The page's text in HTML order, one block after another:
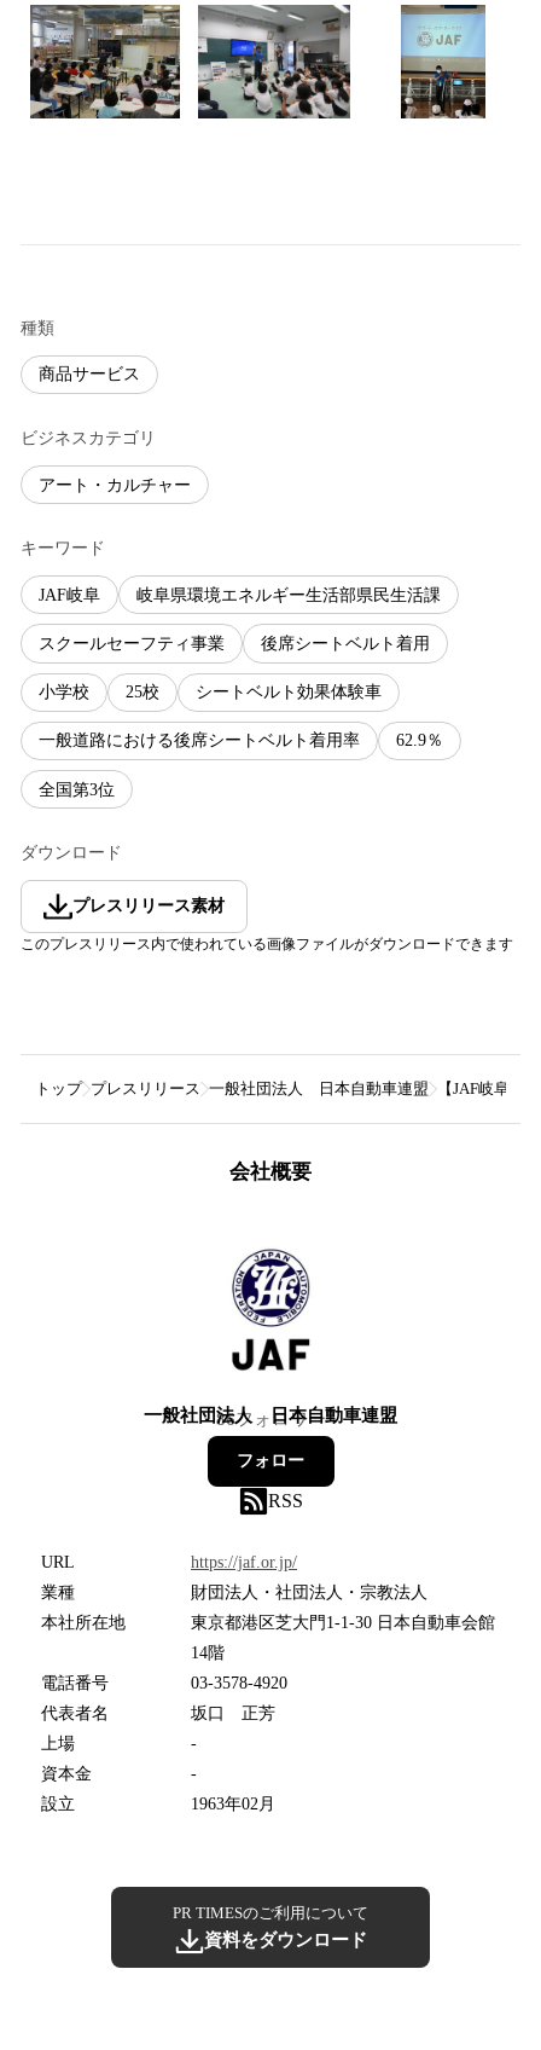
種類
商品サービス
ビジネスカテゴリ
アート・カルチャー
キーワード
JAF岐阜 岐阜県環境エネルギー生活部県民生活課
スクールセーフティ事業 後席シートベルト着用
小学校 25校 シートベルト効果体験車
一般道路における後席シートベルト着用率 62.9％
全国第3位
ダウンロード
プレスリリース素材
このプレスリリース内で使われている画像ファイルがダウンロードできます
トップ プレスリリース 一般社団法人 日本自動車連盟 【JAF岐阜】
会社概要
一般社団法人 日本自動車連盟
86フォロワー
フォロー
RSS
URL
https://jaf.or.jp/
業種
財団法人・社団法人・宗教法人
本社所在地
東京都港区芝大門1-1-30 日本自動車会館
14階
電話番号
03-3578-4920
代表者名
坂口 正芳
上場
-
資本金
-
設立
1963年02月
PR TIMESのご利用について
資料をダウンロード